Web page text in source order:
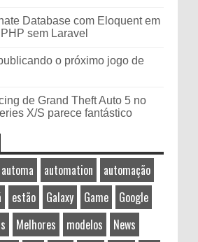
Database com Eloquent em
sem Laravel
o próximo jogo de
de Grand Theft Auto 5 no
X/S parece fantástico
automa automation
automação
estão Galaxy Game
Google
Melhores modelos
News